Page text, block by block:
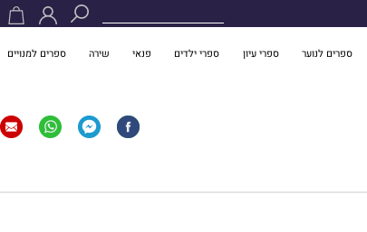
ספרים לנוער ספרי עיון ספרי ילדים פנאי שירה ספרים למנויים